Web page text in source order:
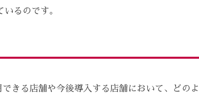
るのです。
きる店舗や今後導入する店舗において、どのよ